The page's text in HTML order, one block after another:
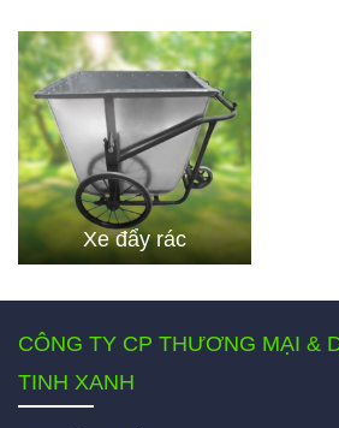
Xe đẩy rác
CÔNG TY CP THƯƠNG MẠI &
TINH XANH